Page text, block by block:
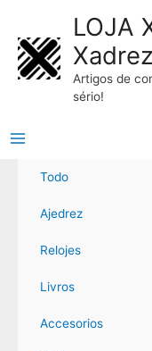
LOJA
Xadrez
Artigos de
sério!
MenuTodo
Ajedrez
Relojes
Livros
Accesorios